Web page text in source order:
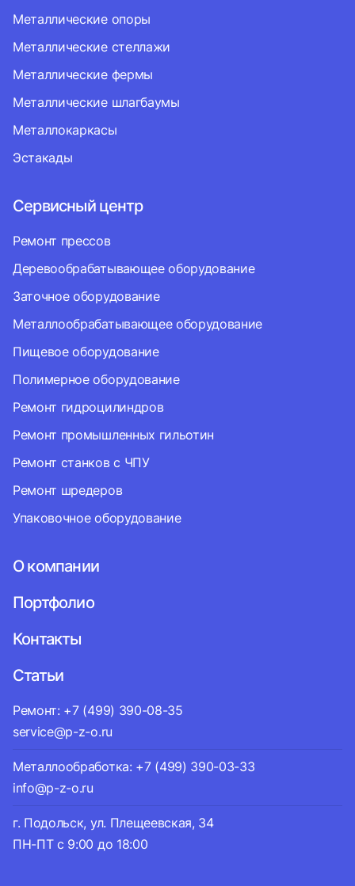
Металлические опоры
Металлические стеллажи
Металлические фермы
Металлические шлагбаумы
Металлокаркасы
Эстакады
Сервисный центр
Ремонт прессов
Деревообрабатывающее оборудование
Заточное оборудование
Металлообрабатывающее оборудование
Пищевое оборудование
Полимерное оборудование
Ремонт гидроцилиндров
Ремонт промышленных гильотин
Ремонт станков с ЧПУ
Ремонт шредеров
Упаковочное оборудование
О компании
Портфолио
Контакты
Статьи
Ремонт: +7 (499) 390-08-35
service@p-z-o.ru
Металлообработка: +7 (499) 390-03-33
info@p-z-o.ru
г. Подольск, ул. Плещеевская, 34
ПН-ПТ с 9:00 до 18:00